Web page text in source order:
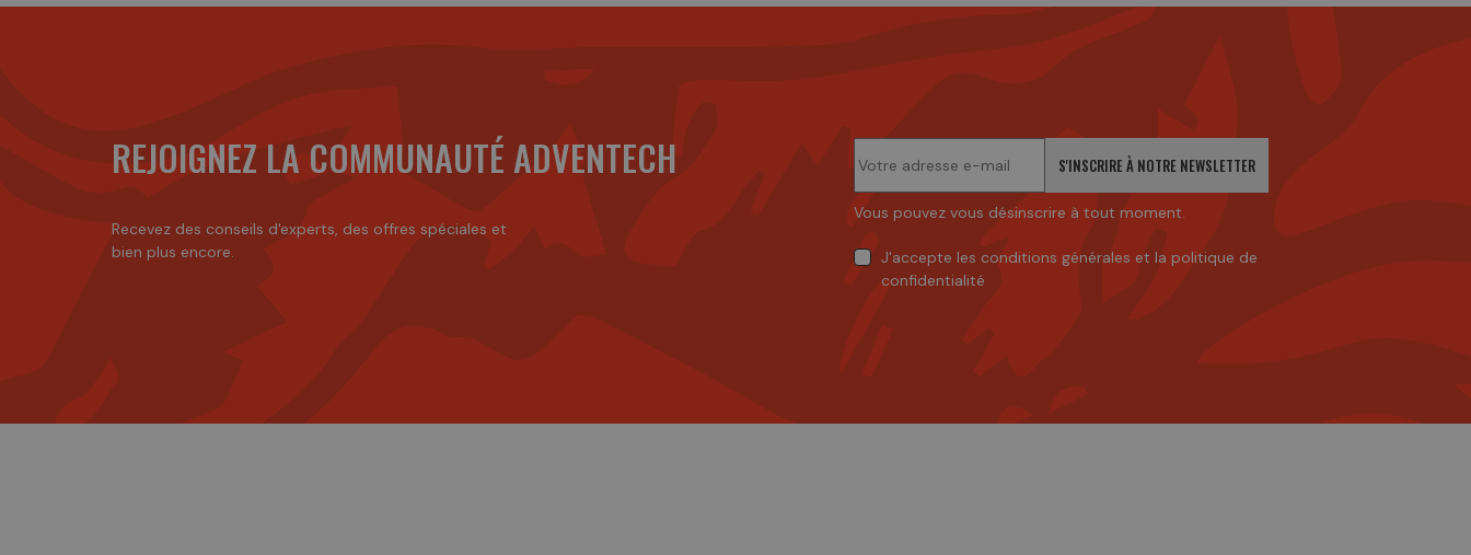
REJOIGNEZ LA COMMUNAUTÉ ADVENTECH
Recevez des conseils d'experts, des offres spéciales et
bien plus encore.
S'INSCRIRE À NOTRE NEWSLETTER
Vous pouvez vous désinscrire à tout moment.
J'accepte les conditions générales et la politique de
confidentialité